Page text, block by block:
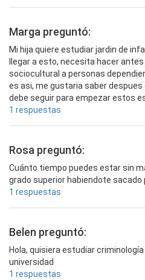
Marga preguntó:
Mi hija quiere estudiar jardin de
llegar a esto, necesita hacer
sociocultural a personas
es asi, me gustaria saber despues
debe seguir para empezar estos
1 respuestas
Rosa preguntó:
Cuánto tiempo puedes estar sin
grado superior habiendote sacado
1 respuestas
Belen preguntó:
Hola, quisiera estudiar
universidad
1 respuestas